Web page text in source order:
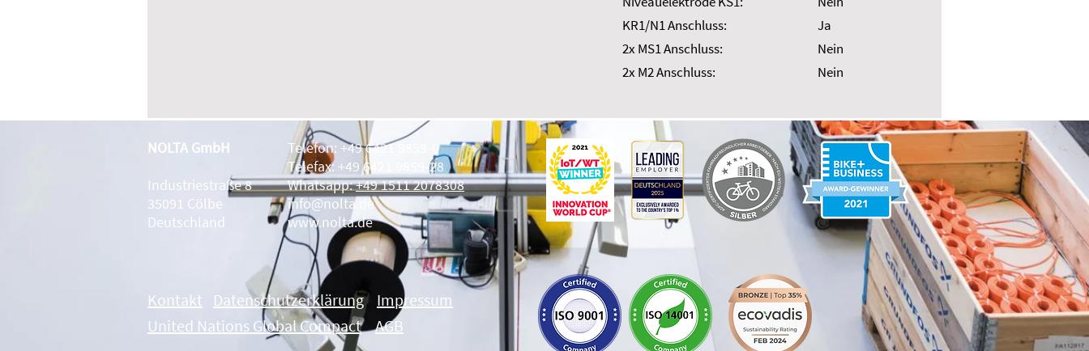
KR1/N1 Anschluss:
2x MS1 Anschluss:
2x M2 Anschluss:
Ja
Nein
Nein
NOLTA GmbH
Industriestraße 8
35091 Cölbe
Deutschland
Telefon: +49 6421 9859-0
Telefax: +49 6421 9859-28
Whatsapp:+49 1511 2078308
info@nolta.de
www.nolta.de
Kontakt Datenschutzerklärung
Impressum
United Nations Global Compact
AGB